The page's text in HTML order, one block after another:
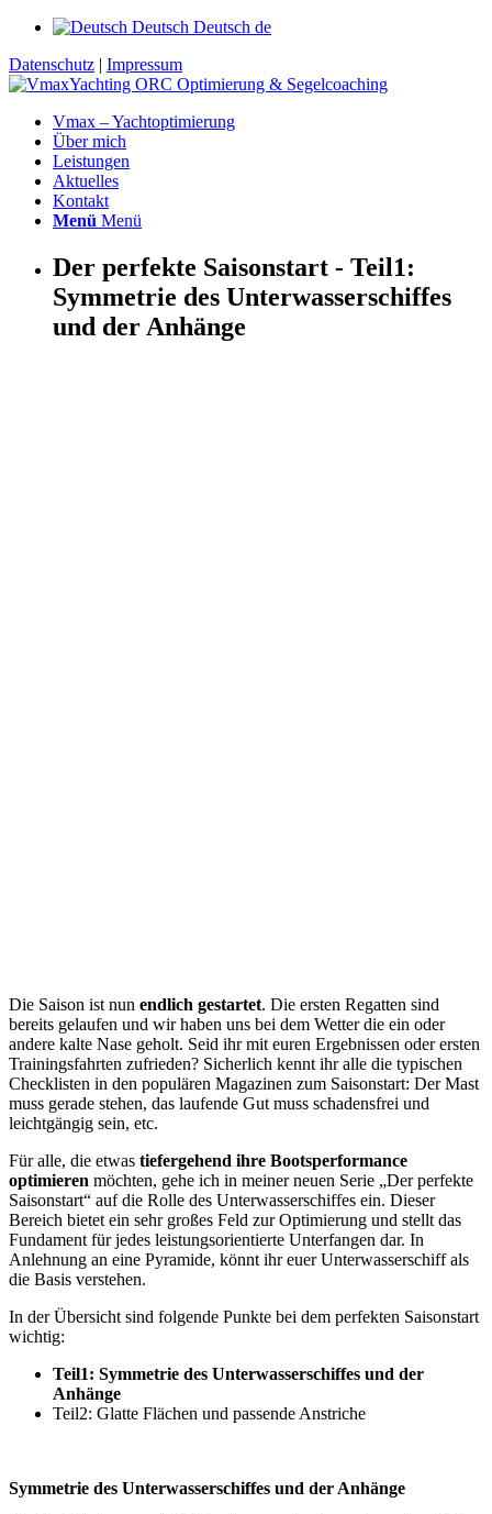
Deutsch Deutsch de
Datenschutz | Impressum
Vmax – Yachtoptimierung
Über mich
Leistungen
Aktuelles
Kontakt
Menü Menü
Der perfekte Saisonstart - Teil1:
Symmetrie des Unterwasserschiffes
und der Anhänge
Die Saison ist nun endlich gestartet. Die ersten Regatten sind
bereits gelaufen und wir haben uns bei dem Wetter die ein oder
andere kalte Nase geholt. Seid ihr mit euren Ergebnissen oder ersten
Trainingsfahrten zufrieden? Sicherlich kennt ihr alle die typischen
Checklisten in den populären Magazinen zum Saisonstart: Der Mast
muss gerade stehen, das laufende Gut muss schadensfrei und
leichtgängig sein, etc.
Für alle, die etwas tiefergehend ihre Bootsperformance
optimieren möchten, gehe ich in meiner neuen Serie „Der perfekte
Saisonstart“ auf die Rolle des Unterwasserschiffes ein. Dieser
Bereich bietet ein sehr großes Feld zur Optimierung und stellt das
Fundament für jedes leistungsorientierte Unterfangen dar. In
Anlehnung an eine Pyramide, könnt ihr euer Unterwasserschiff als
die Basis verstehen.
In der Übersicht sind folgende Punkte bei dem perfekten Saisonstart
wichtig:
Teil1: Symmetrie des Unterwasserschiffes und der
Anhänge
Teil2: Glatte Flächen und passende Anstriche
Symmetrie des Unterwasserschiffes und der Anhänge